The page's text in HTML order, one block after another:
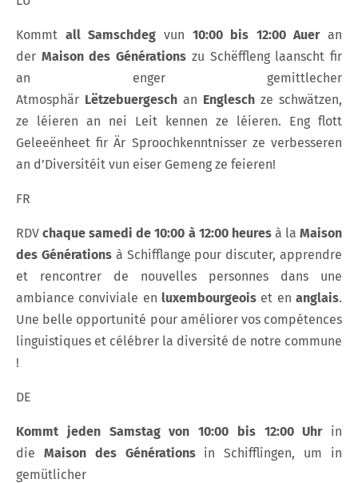
Kommt all Samschdeg vun 10:00 bis 12:00 Aueran
der Maison des Générations zu Schëffleng laanscht fir
an enger gemittlecher
Atmosphär Lëtzebuergesch an Englesch ze schwätzen,
ze léieren an nei Leit kennen ze léieren. Eng flott
Geleeënheet fir Är Sproochkenntnisser ze verbesseren
an d’Diversitéit vun eiser Gemeng ze feieren!
FR
RDVchaque samedi de 10:00 à 12:00 heuresà laMaison
des Générationsà Schifflange pour discuter, apprendre
et rencontrer de nouvelles personnes dans une
ambiance conviviale en luxembourgeois et en anglais.
Une belle opportunité pour améliorer vos compétences
linguistiques et célébrer la diversité de notre commune
!
DE
Kommt jeden Samstag von 10:00 bis 12:00 Uhrin
die Maison des Générationsin Schifflingen, um in
gemütlicher